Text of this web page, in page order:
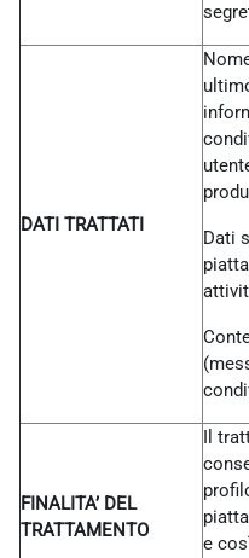
DATI TRATTATI
Dati
FINALITA’ DEL
TRATTAMENTO
Il
e